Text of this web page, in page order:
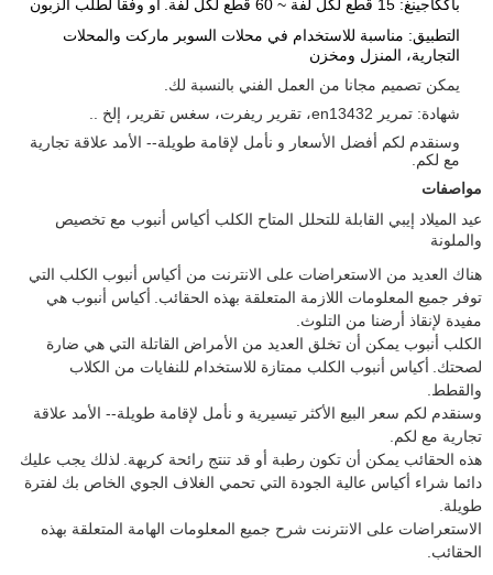
باككاجينغ: 15 قطع لكل لفة ~ 60 قطع لكل لفة.
أو وفقا لطلب الزبون
التطبيق: مناسبة للاستخدام في محلات السوبر ماركت والمحلات
التجارية، المنزل ومخزن
يمكن تصميم مجانا من العمل الفني بالنسبة لك.
شهادة: تمرير en13432، تقرير ريفرت، سغس تقرير، إلخ ..
وسنقدم لكم أفضل الأسعار و نأمل لإقامة طويلة-- الأمد علاقة تجارية
مع لكم.
مواصفات
عيد الميلاد إيبي القابلة للتحلل المتاح الكلب أكياس أنبوب مع تخصيص
والملونة
هناك العديد من الاستعراضات على الانترنت من أكياس أنبوب الكلب التي
توفر جميع المعلومات اللازمة المتعلقة بهذه الحقائب. أكياس أنبوب هي
مفيدة لإنقاذ أرضنا من التلوث.
الكلب أنبوب يمكن أن تخلق العديد من الأمراض القاتلة التي هي ضارة
لصحتك. أكياس أنبوب الكلب ممتازة للاستخدام للنفايات من الكلاب
والقطط.
وسنقدم لكم سعر البيع الأكثر تيسيرية و نأمل لإقامة طويلة-- الأمد علاقة
تجارية مع لكم.
هذه الحقائب يمكن أن تكون رطبة أو قد تنتج رائحة كريهة. لذلك يجب عليك
دائما شراء أكياس عالية الجودة التي تحمي الغلاف الجوي الخاص بك لفترة
طويلة.
الاستعراضات على الانترنت شرح جميع المعلومات الهامة المتعلقة بهذه
الحقائب.